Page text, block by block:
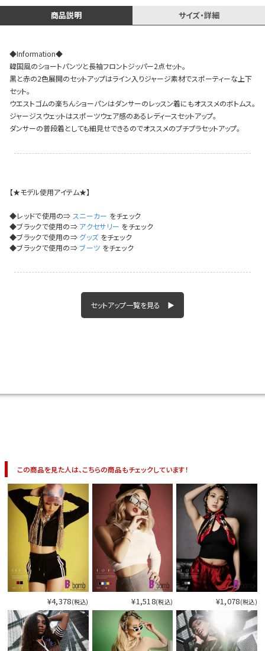
スタッフコーディネート
イベント一覧
今活
商品説明 サイズ・詳細
◆Information◆
韓国風のショートパンツと長袖フロントジッパー2点セット。
黒と赤の2色展開のセットアップはライン入りジャージ素材でスポーティーな上下
セット。
ウエストゴムの楽ちんショーパンはダンサーのレッスン着にもオススメのボトムス。
ジャージスウェットはスポーツウェア感のあるレディースセットアップ。
ダンサーの普段着としても細見せできるのでオススメのプチプラセットアップ。
【★モデル使用アイテム★】
◆レッドで使用の⇒ スニーカー をチェック
◆ブラックで使用の⇒ アクセサリー をチェック
◆ブラックで使用の⇒ グッズをチェック
◆ブラックで使用の⇒ブーツ をチェック
セットアップ一覧を見る ▶
この商品を見た人は、こちらの商品もチェックしています！
¥4,378(税込) ¥1,518(税込) ¥1,078(税込)